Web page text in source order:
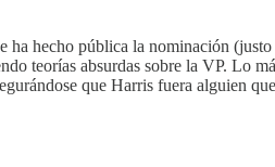
hecho pública la nominación
teorías absurdas sobre la VP. Lo
que Harris fuera alguien